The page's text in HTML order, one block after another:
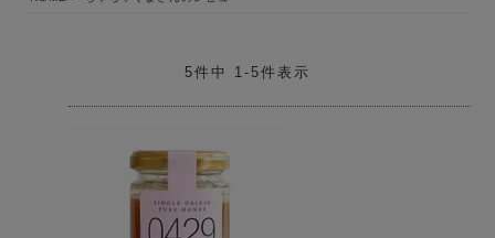
5件中 1-5件表示